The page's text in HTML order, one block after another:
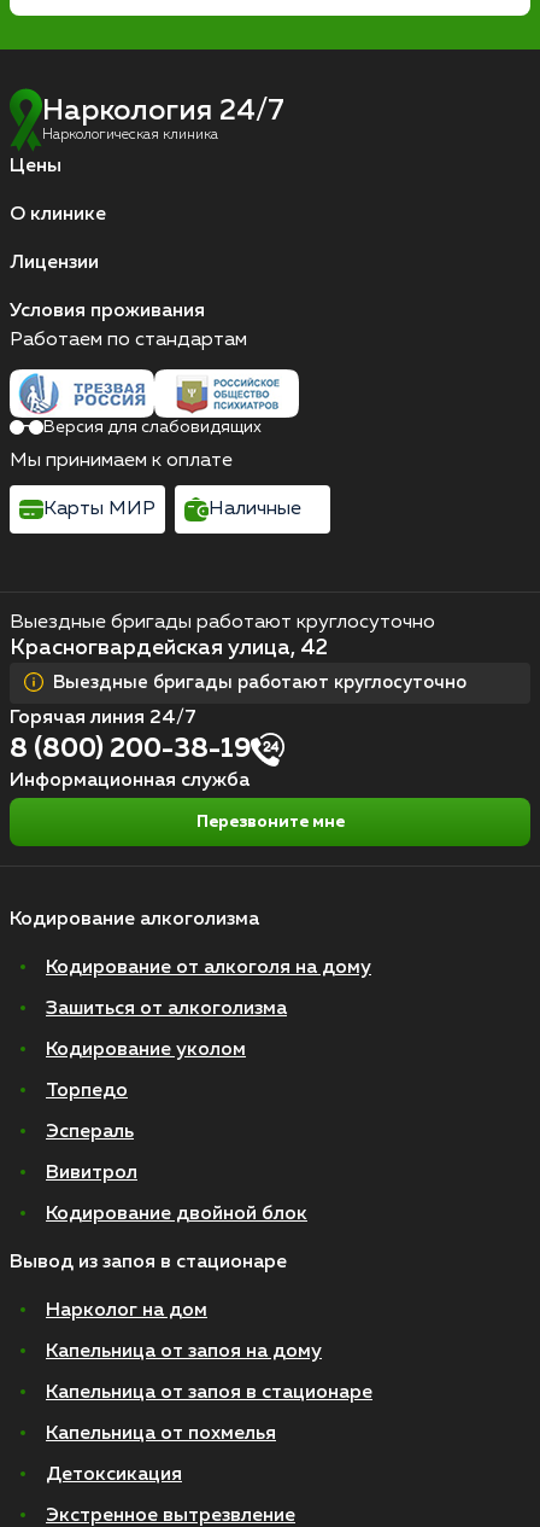
Наркология 24/7
Наркологическая клиника
Цены
О клинике
Лицензии
Условия проживания
Кодирование алкоголизма
Кодирование от алкоголя на дому
Зашиться от алкоголизма
Кодирование уколом
Торпедо
Эспераль
Вивитрол
Кодирование двойной блок
Вывод из запоя в стационаре
Нарколог на дом
Капельница от запоя на дому
Капельница от запоя в стационаре
Капельница от похмелья
Детоксикация
Экстренное вытрезвление
Выездные бригады работают круглосуточно
Красногвардейская улица, 42
Выездные бригады работают круглосуточно
Горячая линия 24/7
8 (800) 200-38-19
Информационная служба
Перезвоните мне
Работаем по стандартам
Версия для слабовидящих
Мы принимаем к оплате
Карты МИР Наличные